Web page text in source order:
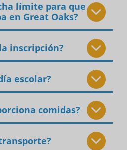
límite para que
en Great Oaks?
inscripción?
escolar?
comidas?